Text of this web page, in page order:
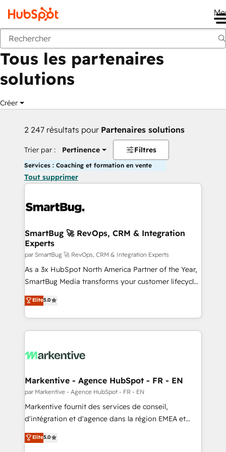
Retour
Tous les partenaires
solutions
Créer
2 247 résultats pour Partenaires solutions
Trier par : Pertinence Filtres
Services : Coaching et formation en vente
Tout supprimer
SmartBug 🚀 RevOps, CRM & Integration
Experts
par SmartBug 🚀 RevOps, CRM & Integration Experts
As a 3x HubSpot North America Partner of the Year,
SmartBug Media transforms your customer lifecycle
into a revenue engine. Our unified ecosystem
includes specialized divisions Globalia (AI &
Software) and Point Success Media (Paid Media),
making this the official home for all three brands. 🔄
and system integrations powered by Globalia’s
trainers to drive platform adoption. 📈 Revenue
Generation - Full-funnel marketing and high-
performance advertising via Point Success Media. -
Expert deployment of Breeze AI and custom agents
accreditations and deep HIPAA-compliance
Elite5.0
Markentive - Agence HubSpot - FR - EN
par Markentive - Agence HubSpot - FR - EN
Markentive fournit des services de conseil,
d'intégration et d'agence dans la région EMEA et
North America. Avec plus de 115 experts en
marketing automation, Growth, Revops, CRM et
Elite5.0